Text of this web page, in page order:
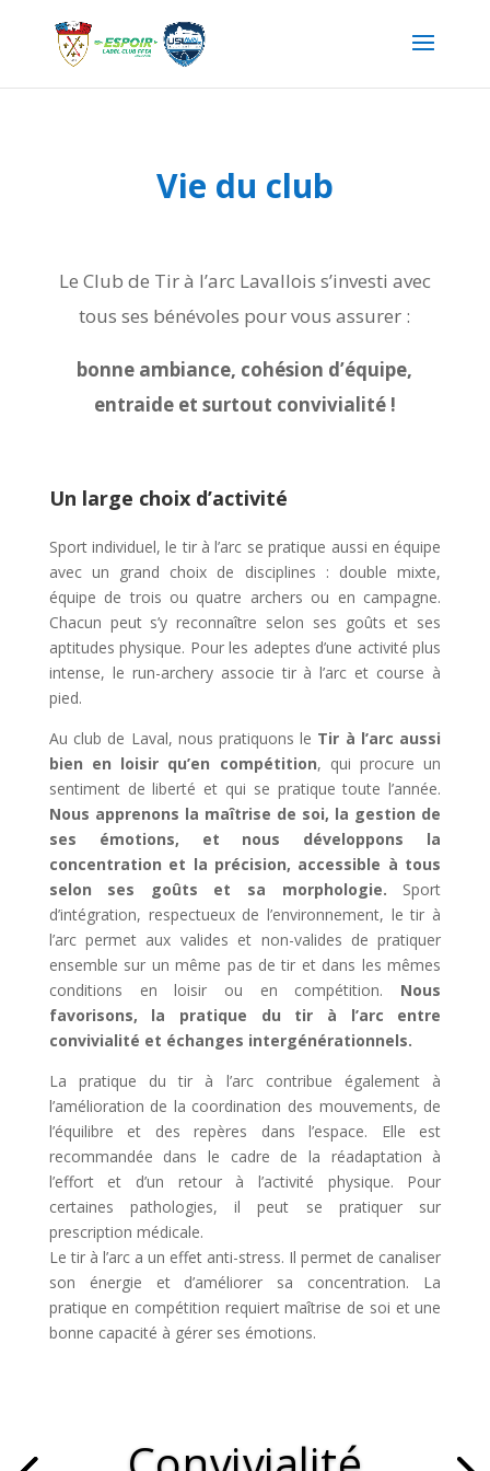
Vie du club
Le Club de Tir à l’arc Lavallois s’investi avec
tous ses bénévoles pour vous assurer :
bonne ambiance, cohésion d’équipe,
entraide et surtout convivialité !
Un large choix d’activité
Sport individuel, le tir à l’arc se pratique aussi en équipe
avec un grand choix de disciplines : double mixte,
équipe de trois ou quatre archers ou en campagne.
Chacun peut s’y reconnaître selon ses goûts et ses
aptitudes physique. Pour les adeptes d’une activité plus
intense, le run-archery associe tir à l’arc et course à
pied.
Au club de Laval, nous pratiquons le Tir à l’arc aussi
bien en loisir qu’en compétition, qui procure un
sentiment de liberté et qui se pratique toute l’année.
Nous apprenons la maîtrise de soi, la gestion de
ses émotions, et nous développons la
concentration et la précision, accessible à tous
selon ses goûts et sa morphologie. Sport
d’intégration, respectueux de l’environnement, le tir à
l’arc permet aux valides et non-valides de pratiquer
ensemble sur un même pas de tir et dans les mêmes
conditions en loisir ou en compétition. Nous
favorisons, la pratique du tir à l’arc entre
convivialité et échanges intergénérationnels.
La pratique du tir à l’arc contribue également à
l’amélioration de la coordination des mouvements, de
l’équilibre et des repères dans l’espace. Elle est
recommandée dans le cadre de la réadaptation à
l’effort et d’un retour à l’activité physique. Pour
certaines pathologies, il peut se pratiquer sur
prescription médicale.
Le tir à l’arc a un effet anti-stress. Il permet de canaliser
son énergie et d’améliorer sa concentration. La
pratique en compétition requiert maîtrise de soi et une
bonne capacité à gérer ses émotions.